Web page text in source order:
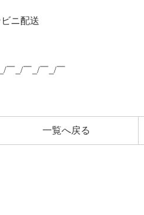
ニ配送
￣_/￣_/￣_/￣
一覧へ戻る